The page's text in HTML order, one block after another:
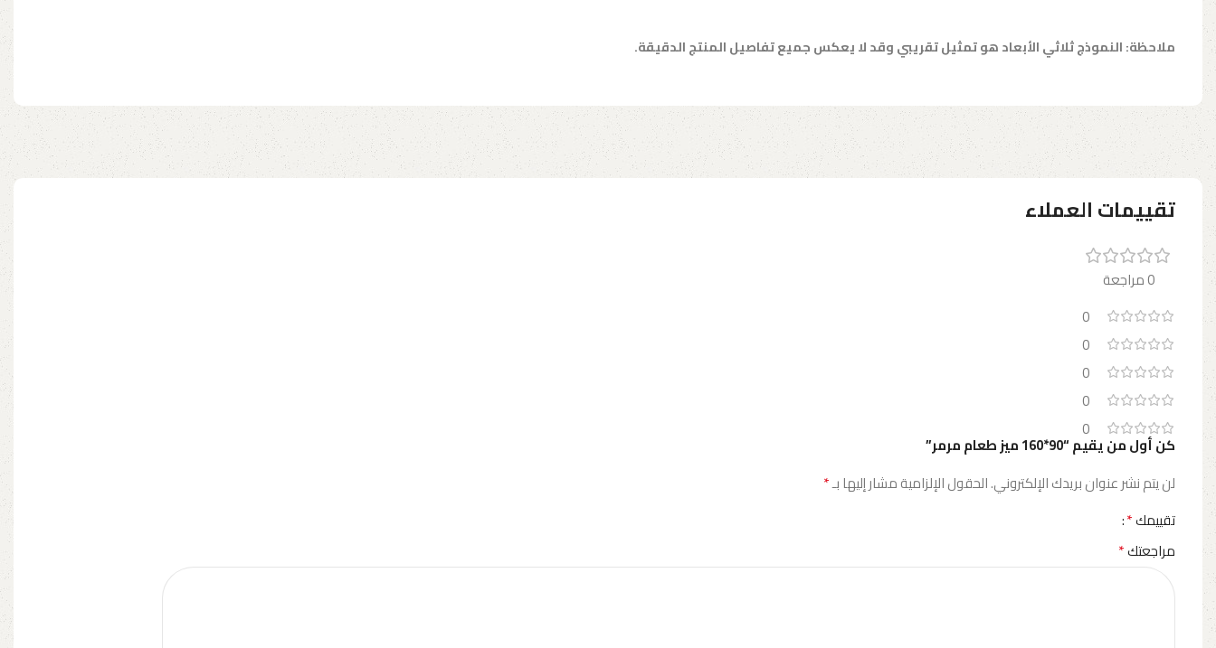
ملاحظة: النموذج ثلاثي الأبعاد هو تمثيل تقريبي وقد لا يعكس جميع تفاصيل المنتج الدقيقة.
تقييمات العملاء
0 مراجعة
0
0
0
0
0
كن أول من يقيم “90*160 ميز طعام مرمر”
لن يتم نشر عنوان بريدك الإلكتروني.الحقول الإلزامية مشار إليها بـ*
تقييمك*
مراجعتك*